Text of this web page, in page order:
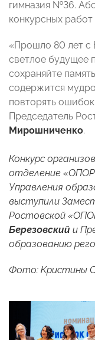
гимназия №36.
конкурсных
«Прошло 80 лет с
светлое будущее
сохраняйте
содержится
повторять
Председатель
Мирошниченко.
Конкурс
отделение
Управления
выступили
Ростовской
Березовский и
образованию
Фото: Кристины